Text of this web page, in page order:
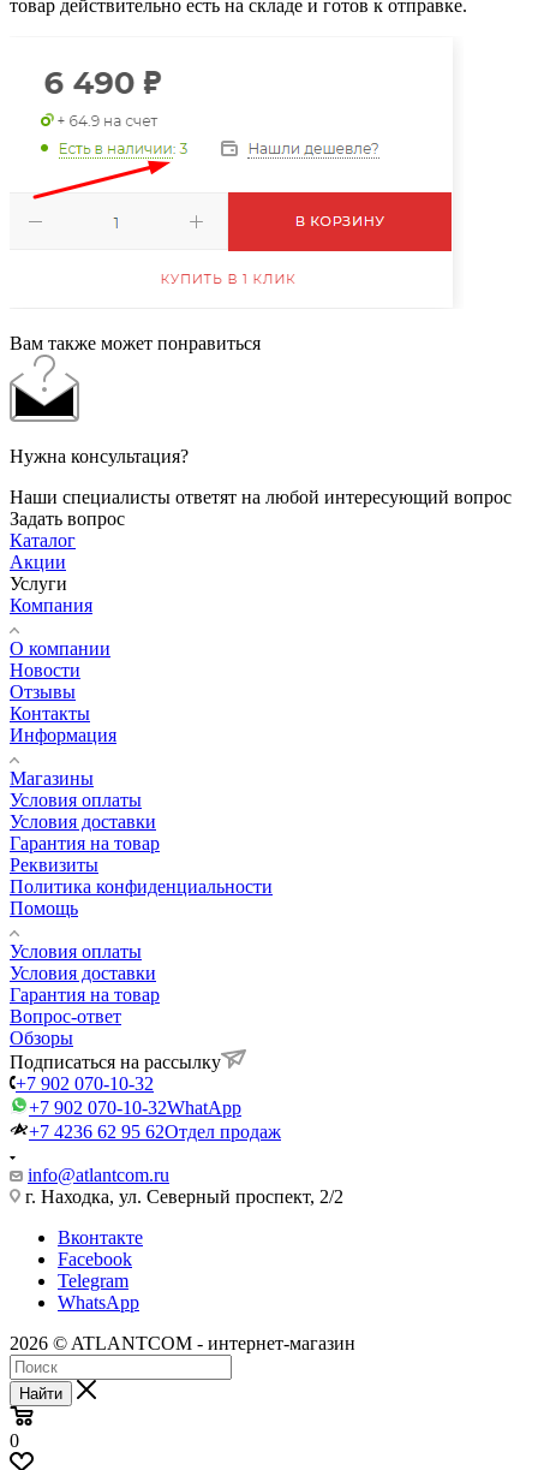
товар действительно есть на складе и готов к отправке.
Вам также может понравиться
Нужна консультация?
Наши специалисты ответят на любой интересующий вопрос
Задать вопрос
Каталог
Акции
Услуги
Компания
О компании
Новости
Отзывы
Контакты
Информация
Магазины
Условия оплаты
Условия доставки
Гарантия на товар
Реквизиты
Политика конфиденциальности
Помощь
Условия оплаты
Условия доставки
Гарантия на товар
Вопрос-ответ
Обзоры
Подписаться на рассылку
+7 902 070-10-32
+7 902 070-10-32WhatApp
+7 4236 62 95 62Отдел продаж
info@atlantcom.ru
г. Находка, ул. Северный проспект, 2/2
Вконтакте
Facebook
Telegram
WhatsApp
2026 © ATLANTCOM - интернет-магазин
Найти
0